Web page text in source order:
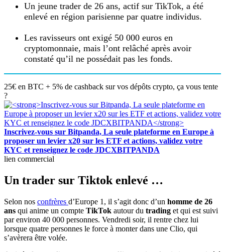
Un jeune trader de 26 ans, actif sur TikTok, a été
enlevé en région parisienne par quatre individus.
Les ravisseurs ont exigé 50 000 euros en
cryptomonnaie, mais l’ont relâché après avoir
constaté qu’il ne possédait pas les fonds.
25€ en BTC + 5% de cashback sur vos dépôts crypto, ça vous tente
?
Inscrivez-vous sur Bitpanda, La seule plateforme en Europe à
proposer un levier x20 sur les ETF et actions, validez votre
KYC et renseignez le code JDCXBITPANDA
lien commercial
Un trader sur Tiktok enlevé …
Selon nos confrères d’Europe 1, il s’agit donc d’un homme de 26
ans qui anime un compte TikTok autour du trading et qui est suivi
par environ 40 000 personnes. Vendredi soir, il rentre chez lui
lorsque quatre personnes le force à monter dans une Clio, qui
s’avèrera être volée.